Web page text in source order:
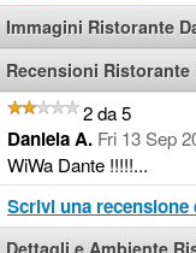
Immagini Ristorante
Recensioni Ristorante
2 da 5
Daniela A. Fri 13 Sep
WiWa Dante !!!!!...
Scrivi una recensione